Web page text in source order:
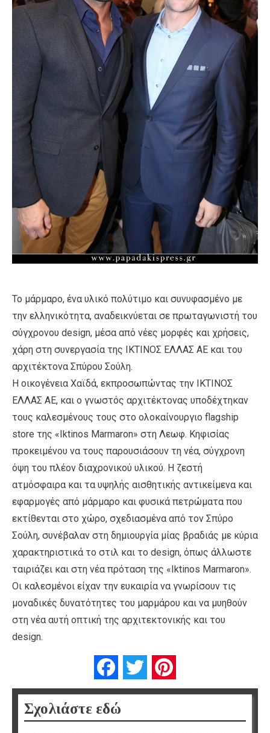
Το μάρμαρο, ένα υλικό πολύτιμο και συνυφασμένο με
την ελληνικότητα, αναδεικνύεται σε πρωταγωνιστή του
σύγχρονου design, μέσα από νέες μορφές και χρήσεις,
χάρη στη συνεργασία της ΙΚΤΙΝΟΣ ΕΛΛΑΣ ΑΕ και του
αρχιτέκτονα Σπύρου Σούλη.
Η οικογένεια Χαϊδά, εκπροσωπώντας την ΙΚΤΙΝΟΣ
ΕΛΛΑΣ ΑΕ, και ο γνωστός αρχιτέκτονας υποδέχτηκαν
τους καλεσμένους τους στο ολοκαίνουργιο flagship
store της «Iktinos Marmaron» στη Λεωφ. Κηφισίας
προκειμένου να τους παρουσιάσουν τη νέα, σύγχρονη
όψη του πλέον διαχρονικού υλικού. Η ζεστή
ατμόσφαιρα και τα υψηλής αισθητικής αντικείμενα και
εφαρμογές από μάρμαρο και φυσικά πετρώματα που
εκτίθενται στο χώρο, σχεδιασμένα από τον Σπύρο
Σούλη, συνέβαλαν στη δημιουργία μίας βραδιάς με κύρια
χαρακτηριστικά το στιλ και το design, όπως άλλωστε
ταιριάζει και στη νέα πρόταση της «Iktinos Marmaron».
Οι καλεσμένοι είχαν την ευκαιρία να γνωρίσουν τις
μοναδικές δυνατότητες του μαρμάρου και να μυηθούν
στη νέα αυτή οπτική της αρχιτεκτονικής και του
design.
FacebookTwitter
Σχολιάστε εδώ